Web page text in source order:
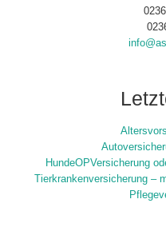
HundeOPVersicherung
Tierkrankenversicherung –